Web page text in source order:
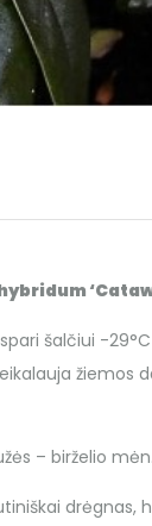
šalčiui -
žiemos
– birželio mėn.
drėgnas,